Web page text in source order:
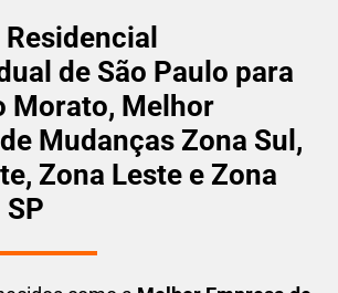
de São Paulo para
Morato, Melhor
Mudanças Zona Sul,
Zona Leste e Zona